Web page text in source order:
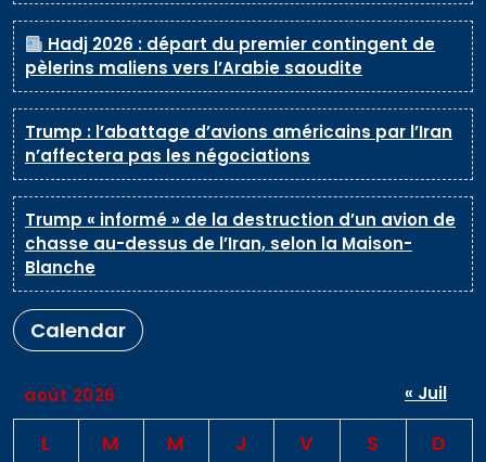
Hadj 2026 : départ du premier contingent de
pèlerins maliens vers l’Arabie saoudite
Trump : l’abattage d’avions américains par l’Iran
n’affectera pas les négociations
Trump « informé » de la destruction d’un avion de
chasse au-dessus de l’Iran, selon la Maison-
Blanche
Calendar
août 2026
L M M J V S D
« Juil